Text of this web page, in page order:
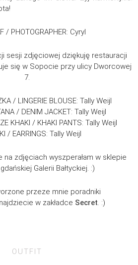
/ PHOTOGRAPHER: Cyryl
sesji zdjęciowej dziękuję restauracji
się w Sopocie przy ulicy Dworcowej
7.
/ LINGERIE BLOUSE: Tally Weijl
/ DENIM JACKET: Tally Weijl
KHAKI / KHAKI PANTS: Tally Weijl
/ EARRINGS: Tally Weijl
na zdjęciach wyszperałam w sklepie
Galerii Bałtyckiej. :)
przeze mnie poradniki
w zakładce Secret. :)
OUTFIT